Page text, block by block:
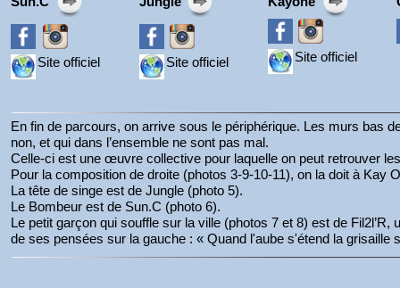
Site officiel Site officiel Site officiel
En fin de parcours, on arrive sous le périphérique. Les murs bas
non, et qui dans l’ensemble ne sont pas mal.
Celle-ci est une œuvre collective pour laquelle on peut retrouver
Pour la composition de droite (photos 3-9-10-11), on la doit à Kay
La tête de singe est de Jungle (photo 5).
Le Bombeur est de Sun.C (photo 6).
Le petit garçon qui souffle sur la ville (photos 7 et 8) est de
de ses pensées sur la gauche : « Quand l'aube s'étend la grisaille